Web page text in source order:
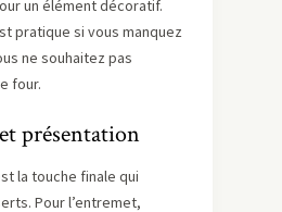
un élément décoratif.
pratique si vous manquez
ne souhaitez pas
four.
présentation
la touche finale qui
Pour l’entremet,